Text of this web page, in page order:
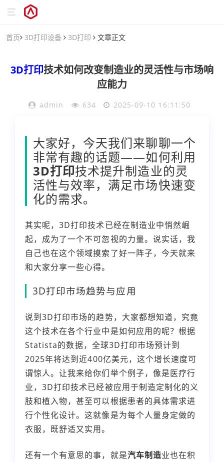
首页 3D打印设备 3D打印 文章正文
3D打印技术如何改变制造业的灵活性与市场响
应能力
admin 634 2025-09-10 16:11:50
大家好，今天我们来聊聊一个
非常有趣的话题——如何利用
3D打印技术提升制造业的灵
活性与效率，满足市场快速变
化的需求。
其实呢，3D打印技术已经在制造业中悄然崛
起，成为了一个不可忽视的力量。说实话，我
自己也在这个领域摸索了好一阵子，今天就来
和大家分享一些心得。
3D打印市场趋势与应用
说到3D打印市场的趋势，大家都想知道，究竟
这个技术在各个行业中是如何应用的呢？根据
Statista的数据，全球3D打印市场预计到
2025年将达到近400亿美元，这个增长速度可
谓惊人。让我来给你们举个例子，像是医疗行
业，3D打印技术已经被应用于制造定制化的义
肢和植入物，甚至可以根据患者的具体需求进
行个性化设计。这就像是为每个人量身定做的
衣服，既舒适又实用。
还有一个有意思的事，就是汽车制造业也在积